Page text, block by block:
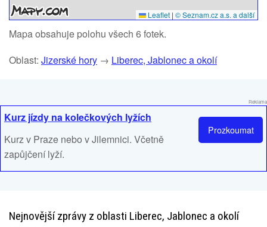
Leaflet | © Seznam.cz a.s. a další
Mapa obsahuje polohu všech 6 fotek.
Oblast: Jizerské hory → Liberec, Jablonec a okolí
Reklama
Prozkoumat
Kurz jízdy na kolečkových lyžích
Kurz v Praze nebo v Jilemnici. Včetně
zapůjčení lyží.
Nejnovější zprávy z oblasti Liberec, Jablonec a okolí